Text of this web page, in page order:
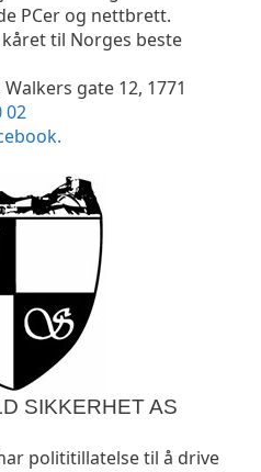
PCer og nettbrett.
til Norges beste
Walkers gate 12, 1771
02
SIKKERHET AS
polititillatelse til å drive